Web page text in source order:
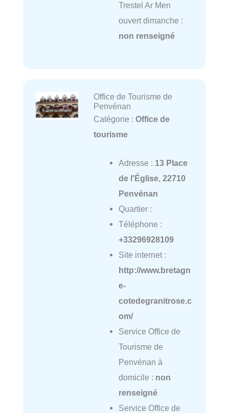
Trestel Ar Men
ouvert dimanche :
non renseigné
Office de Tourisme de
Penvénan
Catégorie : Office de
tourisme
Adresse : 13 Place
de l'Église, 22710
Penvénan
Quartier :
Téléphone :
+33296928109
Site internet :
http://www.bretagn
e-
cotedegranitrose.c
om/
Service Office de
Tourisme de
Penvénan à
domicile : non
renseigné
Service Office de